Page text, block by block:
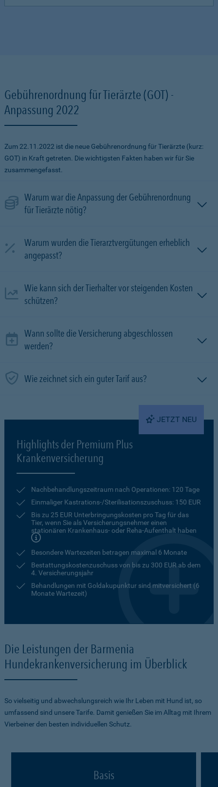
Gebührenordnung für Tierärzte (GOT) -
Anpassung 2022
Zum 22.11.2022 ist die neue Gebührenordnung für Tierärzte (kurz:
GOT) in Kraft getreten. Die wichtigsten Fakten haben wir für Sie
zusammengefasst.
Warum war die Anpassung der Gebührenordnung
für Tierärzte nötig?
Warum wurden die Tierarztvergütungen erheblich
angepasst?
Wie kann sich der Tierhalter vor steigenden Kosten
schützen?
Wann sollte die Versicherung abgeschlossen
werden?
Wie zeichnet sich ein guter Tarif aus?
JETZT NEU
Highlights der Premium Plus
Krankenversicherung
Nachbehandlungszeitraum nach Operationen: 120 Tage
Einmaliger Kastrations-/Sterilisationszuschuss: 150 EUR
Bis zu 25 EUR Unterbringungskosten pro Tag für das
Tier, wenn Sie als Versicherungsnehmer einen
stationären Krankenhaus- oder Reha-Aufenthalt haben
Besondere Wartezeiten betragen maximal 6 Monate
Bestattungskostenzuschuss von bis zu 300 EUR ab dem
4. Versicherungsjahr
Behandlungen mit Goldakupunktur sind mitversichert (6
Monate Wartezeit)
Die Leistungen der Barmenia
Hundekrankenversicherung im Überblick
So vielseitig und abwechslungsreich wie Ihr Leben mit Hund ist, so
umfassend sind unsere Tarife. Damit genießen Sie im Alltag mit Ihrem
Vierbeiner den besten individuellen Schutz.
Basis